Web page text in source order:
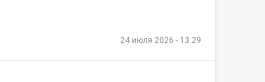
24 июля 2026 - 13:29